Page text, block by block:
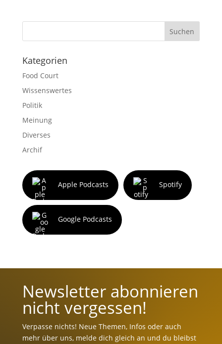
Suchen
Kategorien
Food Court
Wissenswertes
Politik
Meinung
Diverses
Archif
Apple Podcasts Spotify
Google Podcasts
Newsletter abonnieren
nicht vergessen!
Verpasse nichts! Neue Themen, Infos oder auch
mehr über uns, melde dich gleich an und du bleibst